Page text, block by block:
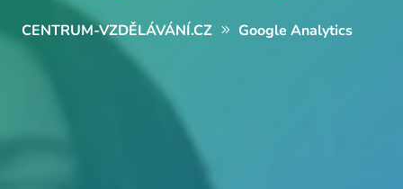
CENTRUM-VZDĚLÁVÁNÍ.CZ Google Analytics